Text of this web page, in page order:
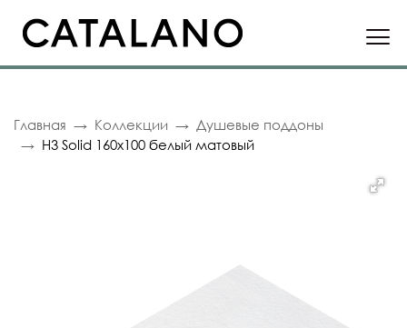
Главная Коллекции
Душевые поддоны
H3 Solid 160x100 белый матовый